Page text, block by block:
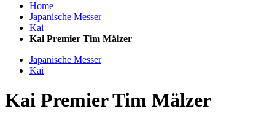
Home
Japanische Messer
Kai
Kai Premier Tim Mälzer
Japanische Messer
Kai
Kai Premier Tim Mälzer